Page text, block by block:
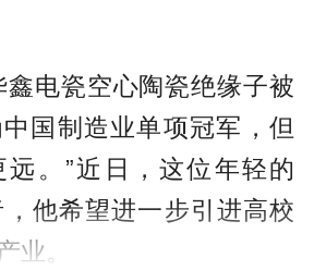
鑫电瓷空心陶瓷绝缘子被
国制造业单项冠军，但
。”近日，这位年轻的
他希望进一步引进高校
业。